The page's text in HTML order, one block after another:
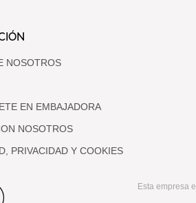
NOSOTROS
EN EMBAJADORA
NOSOTROS
PRIVACIDAD Y COOKIES
Esta empresa